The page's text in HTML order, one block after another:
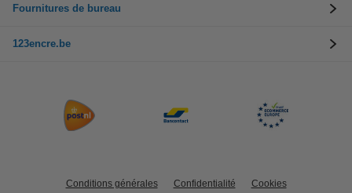
Fournitures de bureau
123encre.be
Conditions générales Confidentialité Cookies